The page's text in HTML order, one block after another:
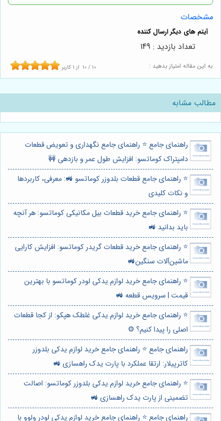
مشخصات
به این مقاله امتیاز بدهید : 10 / 10 از 1 کاربر
تعداد بازدید : 149
مطالب مشابه
راهنمای جامع ⭐️ راهنمای جامع نگهداری و تعویض قطعات
دامپتراک کوماتسو: افزایش طول عمر و بازدهی 🚧
⭐️ راهنمای جامع قطعات بلدوزر کوماتسو 🚜: معرفی، کاربردها
و نکات کلیدی
⭐️ راهنمای جامع خرید قطعات بیل مکانیکی کوماتسو: هر آنچه
باید بدانید 🚜
⭐️ راهنمای جامع خرید قطعات گریدر کوماتسو: افزایش کارایی
ماشین‌آلات سنگین🚜
⭐️ راهنمای جامع خرید لوازم یدکی لودر کوماتسو با بهترین
قیمت | سرویس قطعه 🚜
⭐️ راهنمای جامع خرید لوازم یدکی غلطک هپکو: از کجا قطعات
اصلی را پیدا کنیم؟ ⚙️
راهنمای جامع ⭐️ راهنمای جامع خرید لوازم یدکی بلدوزر
کاترپیلار: ارتقا عملکرد با پارت یدک راهسازی 🚜
⭐️ راهنمای جامع خرید لوازم یدکی بلدوزر کوماتسو: اصالت
تضمینی از پارت یدک راهسازی 🚜
راهنمای جامع ⭐️ راهنمای جامع خرید لوازم یدکی لودر ولوو با